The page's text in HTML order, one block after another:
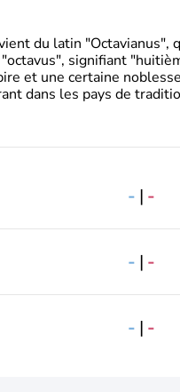
du latin "Octavianus",
signifiant
et une certaine
dans les pays de
- | -
- | -
- | -